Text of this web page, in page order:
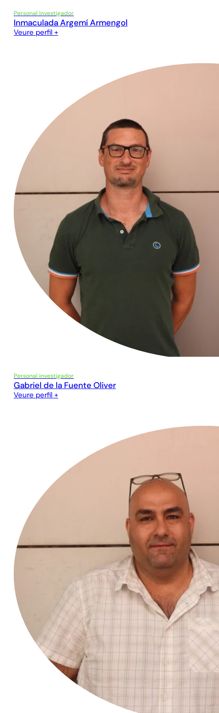
Personal investigador
Inmaculada Argemí Armengol
Veure perfil +
Personal investigador
Gabriel de la Fuente Oliver
Veure perfil +